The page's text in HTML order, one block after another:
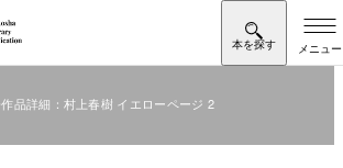
作品詳細：村上春樹 イエローページ 2